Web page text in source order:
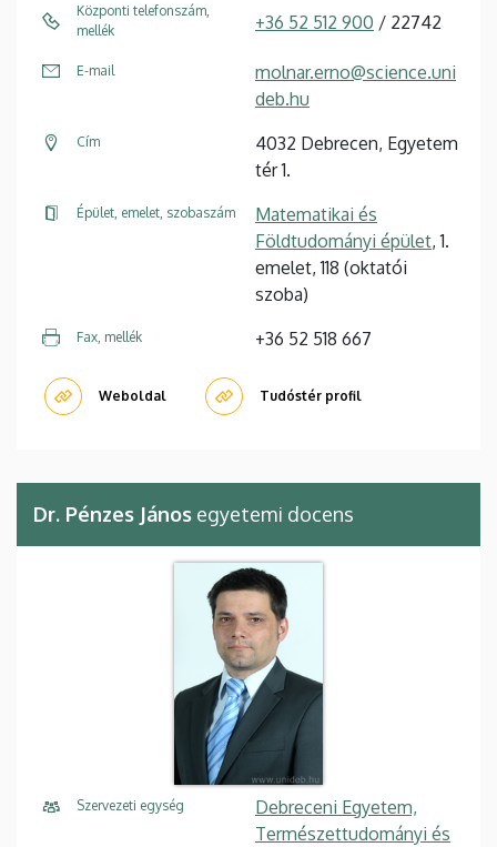
Központi telefonszám,
mellék
+36 52 512 900 / 22742
E-mail
molnar.erno@science.uni
deb.hu
Cím
4032 Debrecen, Egyetem
tér 1.
Épület, emelet, szobaszám
Matematikai és
Földtudományi épület, 1.
emelet, 118 (oktatói
szoba)
Fax, mellék +36 52 518 667
Weboldal Tudóstér profil
Dr. Pénzes János egyetemi docens
Szervezeti egység
Debreceni Egyetem,
Természettudományi és